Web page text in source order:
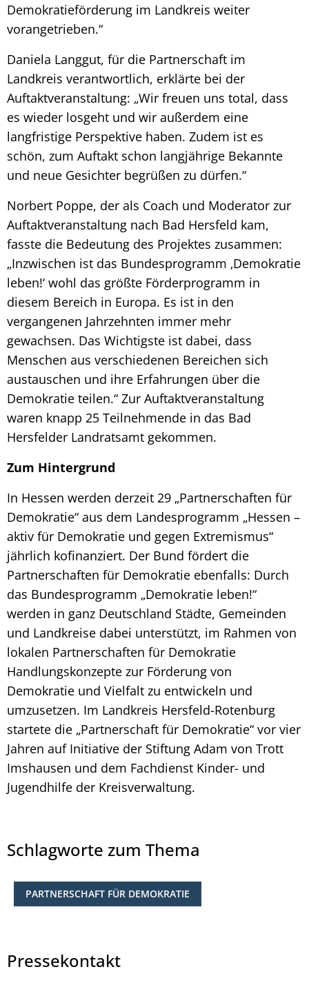
Demokratieförderung im Landkreis weiter
vorangetrieben.“
Daniela Langgut, für die Partnerschaft im
Landkreis verantwortlich, erklärte bei der
Auftaktveranstaltung: „Wir freuen uns total, dass
es wieder losgeht und wir außerdem eine
langfristige Perspektive haben. Zudem ist es
schön, zum Auftakt schon langjährige Bekannte
und neue Gesichter begrüßen zu dürfen.“
Norbert Poppe, der als Coach und Moderator zur
Auftaktveranstaltung nach Bad Hersfeld kam,
fasste die Bedeutung des Projektes zusammen:
„Inzwischen ist das Bundesprogramm ‚Demokratie
leben!‘ wohl das größte Förderprogramm in
diesem Bereich in Europa. Es ist in den
vergangenen Jahrzehnten immer mehr
gewachsen. Das Wichtigste ist dabei, dass
Menschen aus verschiedenen Bereichen sich
austauschen und ihre Erfahrungen über die
Demokratie teilen.“ Zur Auftaktveranstaltung
waren knapp 25 Teilnehmende in das Bad
Hersfelder Landratsamt gekommen.
Zum Hintergrund
In Hessen werden derzeit 29 „Partnerschaften für
Demokratie“ aus dem Landesprogramm „Hessen –
aktiv für Demokratie und gegen Extremismus“
jährlich kofinanziert. Der Bund fördert die
Partnerschaften für Demokratie ebenfalls: Durch
das Bundesprogramm „Demokratie leben!“
werden in ganz Deutschland Städte, Gemeinden
und Landkreise dabei unterstützt, im Rahmen von
lokalen Partnerschaften für Demokratie
Handlungskonzepte zur Förderung von
Demokratie und Vielfalt zu entwickeln und
umzusetzen. Im Landkreis Hersfeld-Rotenburg
startete die „Partnerschaft für Demokratie“ vor vier
Jahren auf Initiative der Stiftung Adam von Trott
Imshausen und dem Fachdienst Kinder- und
Jugendhilfe der Kreisverwaltung.
Schlagworte zum Thema
PARTNERSCHAFT FÜR DEMOKRATIE
Pressekontakt